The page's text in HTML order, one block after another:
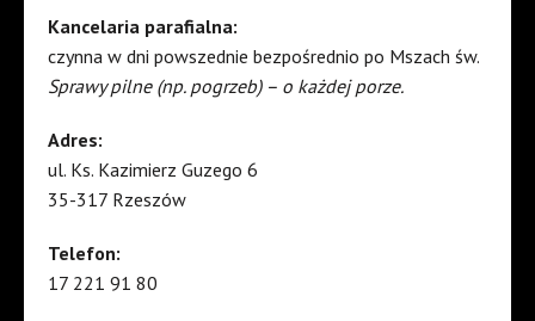
Kancelaria parafialna:
czynna w dni powszednie bezpośrednio po Mszach św.
Sprawy pilne (np. pogrzeb) – o każdej porze.
Adres:
ul. Ks. Kazimierz Guzego 6
35-317 Rzeszów
Telefon:
17 221 91 80